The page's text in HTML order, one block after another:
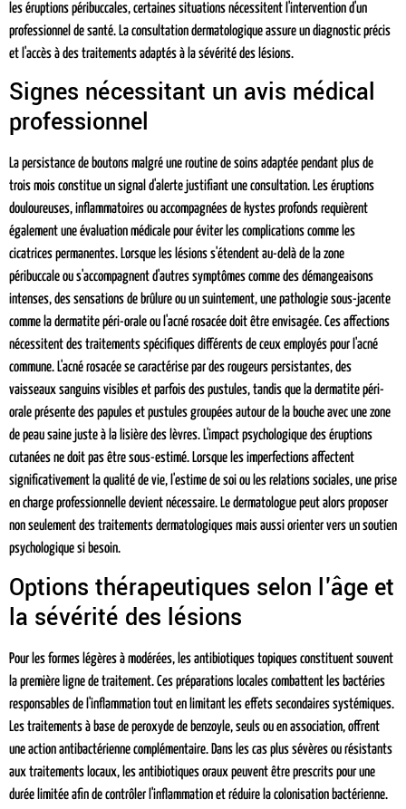
les éruptions péribuccales, certaines situations nécessitent l'intervention d'un
professionnel de santé. La consultation dermatologique assure un diagnostic précis
et l'accès à des traitements adaptés à la sévérité des lésions.
Signes nécessitant un avis médical
professionnel
La persistance de boutons malgré une routine de soins adaptée pendant plus de
trois mois constitue un signal d'alerte justifiant une consultation. Les éruptions
douloureuses, inflammatoires ou accompagnées de kystes profonds requièrent
également une évaluation médicale pour éviter les complications comme les
cicatrices permanentes. Lorsque les lésions s'étendent au-delà de la zone
péribuccale ou s'accompagnent d'autres symptômes comme des démangeaisons
intenses, des sensations de brûlure ou un suintement, une pathologie sous-jacente
comme la dermatite péri-orale ou l'acné rosacée doit être envisagée. Ces affections
nécessitent des traitements spécifiques différents de ceux employés pour l'acné
commune. L'acné rosacée se caractérise par des rougeurs persistantes, des
vaisseaux sanguins visibles et parfois des pustules, tandis que la dermatite péri-
orale présente des papules et pustules groupées autour de la bouche avec une zone
de peau saine juste à la lisière des lèvres. L'impact psychologique des éruptions
cutanées ne doit pas être sous-estimé. Lorsque les imperfections affectent
significativement la qualité de vie, l'estime de soi ou les relations sociales, une prise
en charge professionnelle devient nécessaire. Le dermatologue peut alors proposer
non seulement des traitements dermatologiques mais aussi orienter vers un soutien
psychologique si besoin.
Options thérapeutiques selon l'âge et
la sévérité des lésions
Pour les formes légères à modérées, les antibiotiques topiques constituent souvent
la première ligne de traitement. Ces préparations locales combattent les bactéries
responsables de l'inflammation tout en limitant les effets secondaires systémiques.
Les traitements à base de peroxyde de benzoyle, seuls ou en association, offrent
une action antibactérienne complémentaire. Dans les cas plus sévères ou résistants
aux traitements locaux, les antibiotiques oraux peuvent être prescrits pour une
durée limitée afin de contrôler l'inflammation et réduire la colonisation bactérienne.